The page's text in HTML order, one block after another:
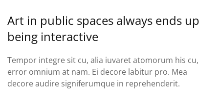
Art in public spaces always ends up
being interactive
Tempor integre sit cu, alia iuvaret atomorum his cu,
error omnium at nam. Ei decore labitur pro. Mea
decore audire signiferumque in reprehenderit.